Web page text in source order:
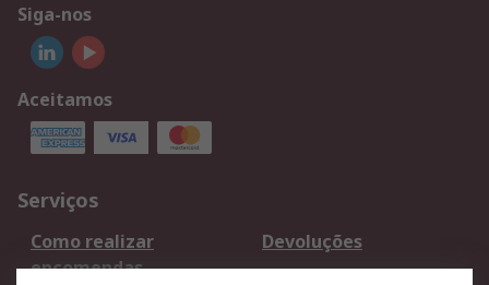
Siga-nos
Aceitamos
Serviços
Como realizar
encomendas
Devoluções